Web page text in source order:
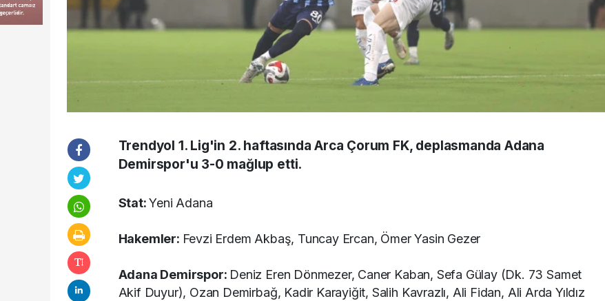
Trendyol 1. Lig'in 2. haftasında Arca Çorum FK, deplasmanda Adana
Demirspor'u 3-0 mağlup etti.
Stat:Yeni Adana
Hakemler: Fevzi Erdem Akbaş, Tuncay Ercan, Ömer Yasin Gezer
Adana Demirspor: Deniz Eren Dönmezer, Caner Kaban, Sefa Gülay (Dk. 73 Samet
Akif Duyur), Ozan Demirbağ, Kadir Karayiğit, Salih Kavrazlı, Ali Fidan, Ali Arda Yıldız